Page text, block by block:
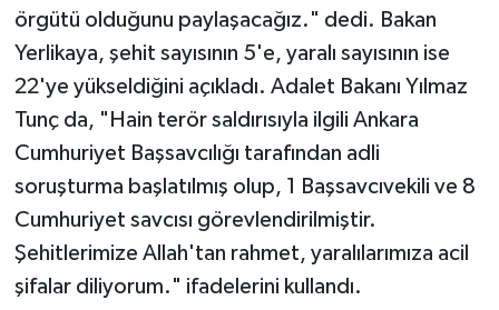
örgütü olduğunu paylaşacağız." dedi. Bakan
Yerlikaya, şehit sayısının 5'e, yaralı sayısının ise
22'ye yükseldiğini açıkladı. Adalet Bakanı Yılmaz
Tunç da, "Hain terör saldırısıyla ilgili Ankara
Cumhuriyet Başsavcılığı tarafından adli
soruşturma başlatılmış olup, 1 Başsavcıvekili ve 8
Cumhuriyet savcısı görevlendirilmiştir.
Şehitlerimize Allah'tan rahmet, yaralılarımıza acil
şifalar diliyorum." ifadelerini kullandı.